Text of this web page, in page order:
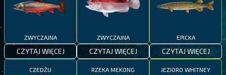
ZWYCZAJNA
CZYTAJ WIĘCEJ
ZWYCZAJNA
CZYTAJ WIĘCEJ
EPICKA
CZYTAJ WIĘCEJ
CZEDŻU RZEKA MEKONG JEZIORO WHITNEY